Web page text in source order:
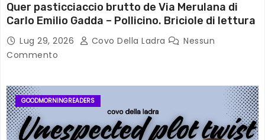
Quer pasticciaccio brutto de Via Merulana di
Carlo Emilio Gadda – Pollicino. Briciole di lettura
Lug 29, 2026 Covo Della Ladra
Nessun
Commento
GOODMORNINGREADERS